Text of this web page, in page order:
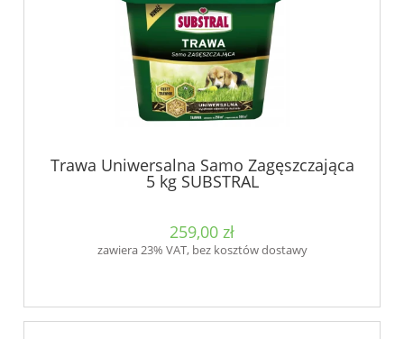
Trawa Uniwersalna Samo Zagęszczająca
5 kg SUBSTRAL
259,00 zł
zawiera 23% VAT, bez kosztów dostawy